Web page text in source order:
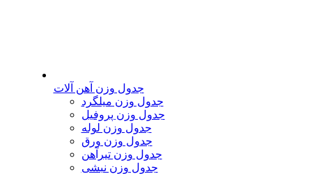
جدول وزن آهن آلات
جدول وزن میلگرد
جدول وزن پروفیل
جدول وزن لوله
جدول وزن ورق
جدول وزن تیرآهن
جدول وزن نبشی